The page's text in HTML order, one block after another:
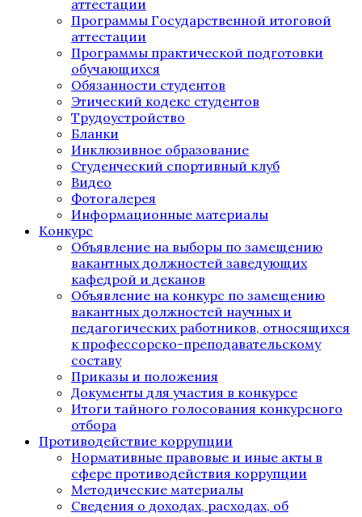
аттестации
Программы Государственной итоговой
аттестации
Программы практической подготовки
обучающихся
Обязанности студентов
Этический кодекс студентов
Трудоустройство
Бланки
Инклюзивное образование
Студенческий спортивный клуб
Видео
Фотогалерея
Информационные материалы
Конкурс
Объявление на выборы по замещению
вакантных должностей заведующих
кафедрой и деканов
Объявление на конкурс по замещению
вакантных должностей научных и
педагогических работников, относящихся
к профессорско-преподавательскому
составу
Приказы и положения
Документы для участия в конкурсе
Итоги тайного голосования конкурсного
отбора
Противодействие коррупции
Нормативные правовые и иные акты в
сфере противодействия коррупции
Методические материалы
Сведения о доходах, расходах, об